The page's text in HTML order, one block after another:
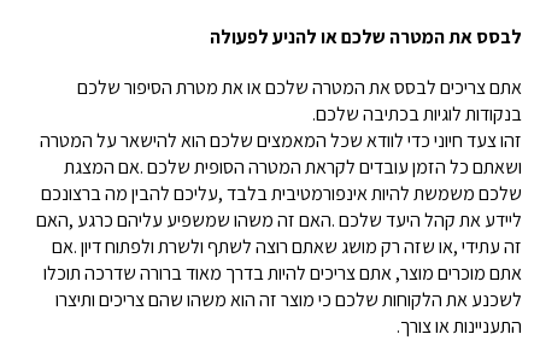
לבססאת המטרה שלכםאולהניעלפעולה
אתם צריכים לבסס את המטרה שלכם או את מטרת הסיפור שלכם
בנקודות לוגיות בכתיבה שלכם.
זהו צעד חיוני כדי לוודא שכל המאמצים שלכם הוא להישאר על המטרה
ושאתם כל הזמן עובדים לקראת המטרה הסופית שלכם.אם המצגת
שלכם משמשת להיות אינפורמטיבית בלבד,עליכם להבין מה ברצונכם
ליידע את קהל היעד שלכם.האם זה משהו שמשפיע עליהם כרגע ,האם
זה עתידי,או שזה רק מושג שאתם רוצה לשתף ולשרת ולפתוח דיון.אם
אתם מוכרים מוצר, אתם צריכים להיות בדרך מאוד ברורה שדרכה תוכלו
לשכנע את הלקוחות שלכם כי מוצר זה הוא משהו שהם צריכים ותיצרו
התעניינות או צורך.